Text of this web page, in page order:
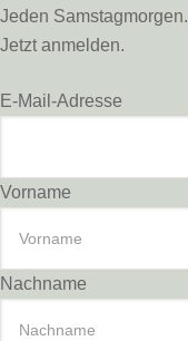
Jeden Samstagmorgen.
Jetzt anmelden.
E-Mail-Adresse
Vorname
Nachname